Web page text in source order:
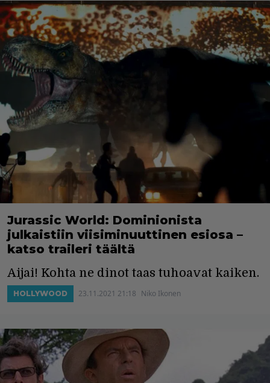
Jurassic World: Dominionista
julkaistiin viisiminuuttinen esiosa –
katso traileri täältä
Aijai! Kohta ne dinot taas tuhoavat kaiken.
HOLLYWOOD 23.11.2021 21:18 Niko Ikonen